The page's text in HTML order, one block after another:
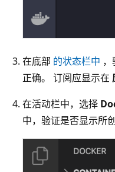
在底部 的状态栏中
正确。 订阅应显示在
在活动栏中，选择
中，验证是否显示所